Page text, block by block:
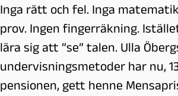
Inga rätt och fel. Inga
prov. Ingen fingerräkning.
lära sig att ”se” talen. Ulla
undervisningsmetoder har nu,
pensionen, gett henne